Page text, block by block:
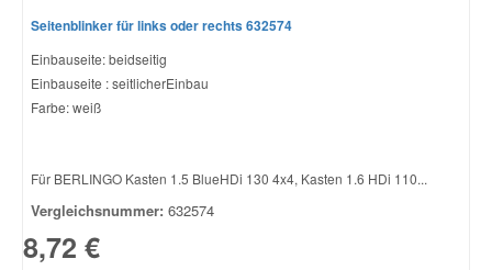
Seitenblinker für links oder rechts 632574
Einbauseite: beidseitig
Einbauseite : seitlicherEinbau
Farbe: weiß
Für BERLINGO Kasten 1.5 BlueHDi 130 4x4, Kasten 1.6 HDi 110...
Vergleichsnummer: 632574
8,72 €